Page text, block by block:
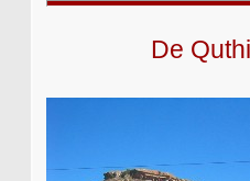
De